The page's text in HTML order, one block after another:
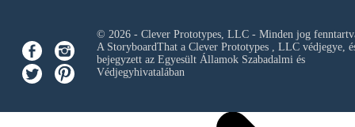
© 2026 - Clever Prototypes, LLC - Minden jog
A StoryboardThat a Clever Prototypes , LLCvédjegye,
bejegyzett az Egyesült Államok Szabadalmi és
Védjegyhivatalában